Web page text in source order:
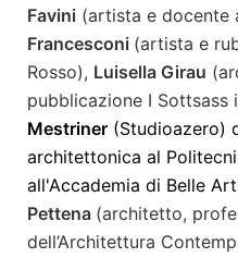
Favini (artista e docente
Francesconi (artista e
Rosso), Luisella Girau
pubblicazione I Sottsass
Mestriner (Studioazero)
architettonica al
all'Accademia di Belle
Pettena (architetto,
dell’Architettura